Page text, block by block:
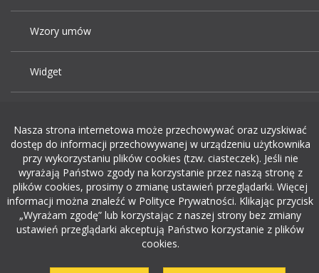
Wzory umów
Widget
Dodaj ogłoszenie o pracę
rekrutacja w it
Nasza strona internetowa może przechowywać oraz uzyskiwać
dostęp do informacji przechowywanej w urządzeniu użytkownika
przy wykorzystaniu plików cookies (tzw. ciasteczek). Jeśli nie
wyrażają Państwo zgody na korzystanie przez naszą stronę z
plików cookies, prosimy o zmianę ustawień przeglądarki. Więcej
informacji można znaleźć w Polityce Prywatności. Klikając przycisk
„Wyrażam zgodę” lub korzystając z naszej strony bez zmiany
ustawień przeglądarki akceptują Państwo korzystanie z plików
cookies.